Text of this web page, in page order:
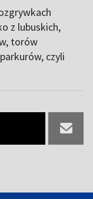
z lubuskich,
torów
czyli